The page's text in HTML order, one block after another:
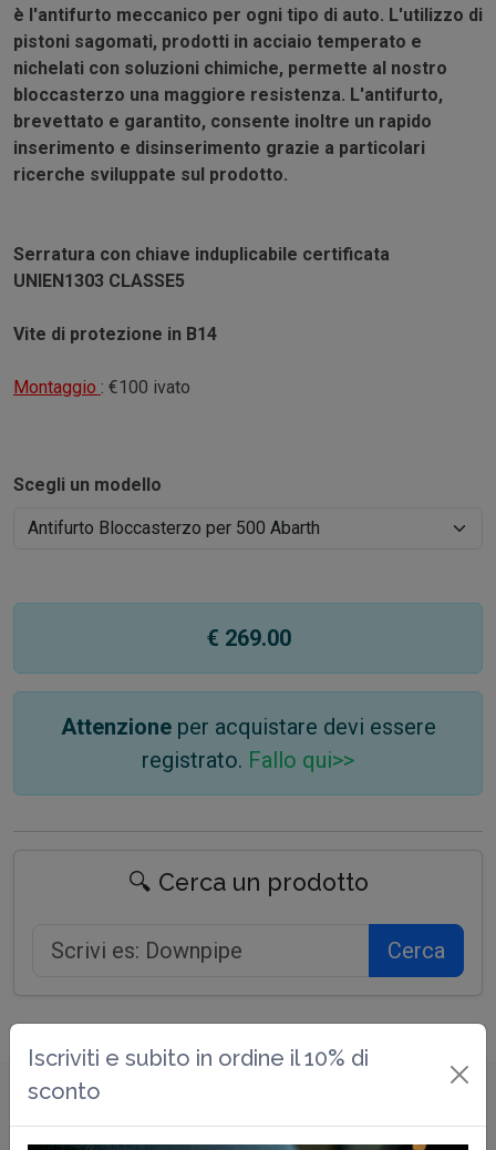
è l'antifurto meccanico per ogni tipo di auto. L'utilizzo di
pistoni sagomati, prodotti in acciaio temperato e
nichelati con soluzioni chimiche, permette al nostro
bloccasterzo una maggiore resistenza. L'antifurto,
brevettato e garantito, consente inoltre un rapido
inserimento e disinserimento grazie a particolari
ricerche sviluppate sul prodotto.
Serratura con chiave induplicabile certificata
UNIEN1303 CLASSE5
Vite di protezione in B14
Montaggio : €100 ivato
Scegli un modello
€ 269.00
Attenzioneper acquistare devi essere
registrato. Fallo qui>>
🔍 Cerca un prodotto
Cerca
Iscriviti e subito in ordine il 10% di
sconto